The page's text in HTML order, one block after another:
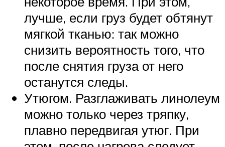
лучше, если груз будет обтянут
мягкой тканью: так можно
снизить вероятность того, что
после снятия груза от него
останутся следы.
Утюгом. Разглаживать линолеум
можно только через тряпку,
плавно передвигая утюг. При